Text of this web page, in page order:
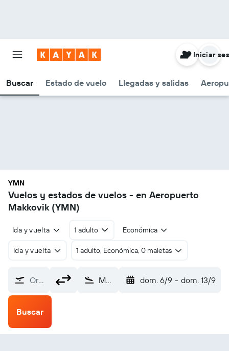
Buscar Estado de vuelo Llegadas y salidas
Iniciar
YMN
Vuelos y estados de vuelos - en Aeropuerto
Makkovik (YMN)
Ida y vuelta 1 adulto Económica
Ida y vuelta 1 adulto, Económica, 0 maletas
Origen Makkovik (YMN) dom. 6/9 - dom. 13/9
Buscar